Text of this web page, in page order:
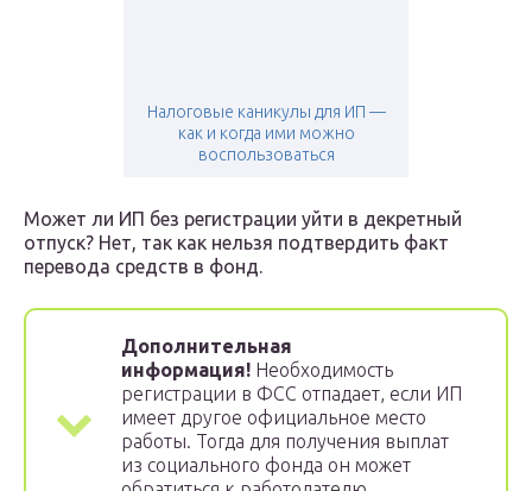
Налоговые каникулы для ИП —
как и когда ими можно
воспользоваться
Может ли ИП без регистрации уйти в декретный
отпуск? Нет, так как нельзя подтвердить факт
перевода средств в фонд.
Дополнительная
информация! Необходимость
регистрации в ФСС отпадает, если ИП
имеет другое официальное место
работы. Тогда для получения выплат
из социального фонда он может